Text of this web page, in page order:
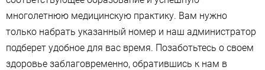
многолетнюю медицинскую практику. Вам нужно
только набрать указанный номер и наш администратор
подберет удобное для вас время. Позаботьтесь о своем
здоровье заблаговременно, обратившись к нам в